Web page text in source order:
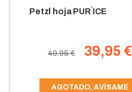
Petzl hoja PUR´ICE
49.95 € 39,95 €
AGOTADO, AVÍSAME